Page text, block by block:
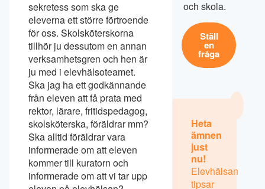
sekretess som ska ge
eleverna ett större förtroende
för oss. Skolsköterskorna
tillhör ju dessutom en annan
verksamhetsgren och hen är
ju med i elevhälsoteamet.
Ska jag ha ett godkännande
från eleven att få prata med
rektor, lärare, fritidspedagog,
skolsköterska, föräldrar mm?
Ska alltid föräldrar vara
informerade om att eleven
kommer till kuratorn och
informerade om att vi tar upp
och skola.
Ställ
en
fråga
Heta
ämnen
just
nu!
Elevhälsan
tipsar